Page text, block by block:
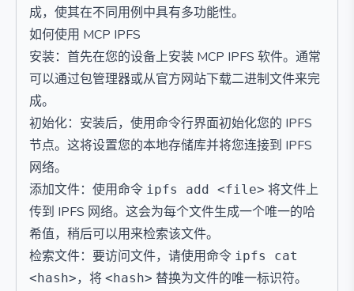
成，使其在不同用例中具有多功能性。
如何使用 MCP IPFS
安装：首先在您的设备上安装 MCP IPFS 软件。通常
可以通过包管理器或从官方网站下载二进制文件来完
成。
初始化：安装后，使用命令行界面初始化您的 IPFS
节点。这将设置您的本地存储库并将您连接到 IPFS
网络。
添加文件：使用命令 ipfs add <file> 将文件上
传到 IPFS 网络。这会为每个文件生成一个唯一的哈
希值，稍后可以用来检索该文件。
检索文件：要访问文件，请使用命令 ipfs cat
<hash>，将 <hash> 替换为文件的唯一标识符。